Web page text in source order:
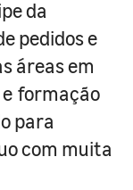
da
pedidos e
áreas em
formação
para
com muita